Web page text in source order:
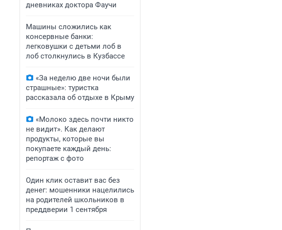
дневниках доктора Фаучи
Машины сложились как
консервные банки:
легковушки с детьми лоб в
лоб столкнулись в Кузбассе
«За неделю две ночи были
страшные»: туристка
рассказала об отдыхе в Крыму
«Молоко здесь почти никто
не видит». Как делают
продукты, которые вы
покупаете каждый день:
репортаж с фото
Один клик оставит вас без
денег: мошенники нацелились
на родителей школьников в
преддверии 1 сентября